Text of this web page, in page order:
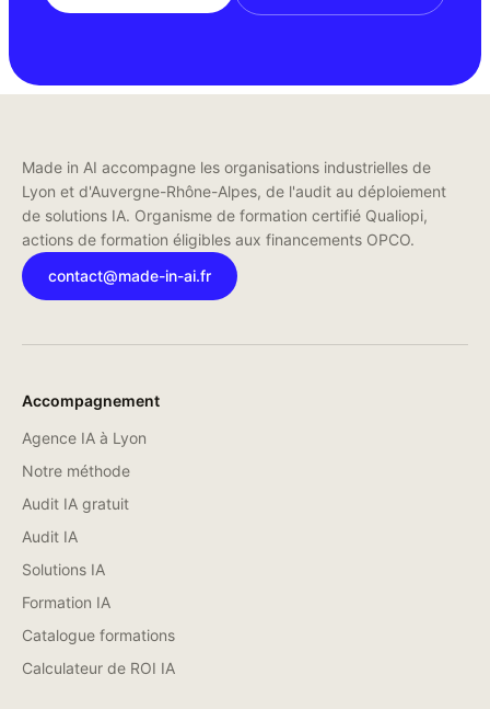
Made in AI accompagne les organisations industrielles de
Lyon et d'Auvergne-Rhône-Alpes, de l'audit au déploiement
de solutions IA. Organisme de formation certifié Qualiopi,
actions de formation éligibles aux financements OPCO.
contact@made-in-ai.fr
Accompagnement
Agence IA à Lyon
Notre méthode
Audit IA gratuit
Audit IA
Solutions IA
Formation IA
Catalogue formations
Calculateur de ROI IA